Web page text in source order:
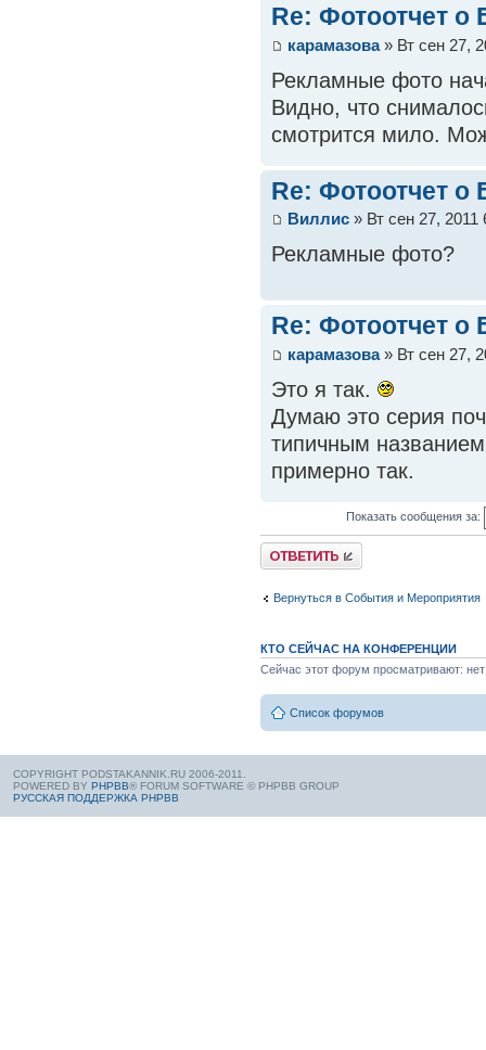
Re: Фотоотчет
карамазова» Вт сен 27,
Рекламные фото
Видно, что
смотрится мило.
Re: Фотоотчет
Виллис » Вт сен 27, 2011
Рекламные фото?
Re: Фотоотчет
карамазова» Вт сен 27,
Это я так.
Думаю это серия
типичным
примерно так.
Показать сообщения за:
Вернуться в События и Мероприятия
КТО СЕЙЧАС НА КОНФЕРЕНЦИИ
Сейчас этот форум просматривают: нет
Список форумов
COPYRIGHT PODSTAKANNIK.RU 2006-2011.
POWERED BY PHPBB® FORUM SOFTWARE © PHPBB GROUP
РУССКАЯ ПОДДЕРЖКА PHPBB